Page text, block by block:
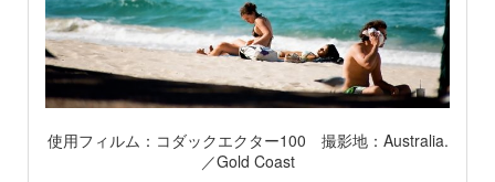
使用フィルム：コダックエクター100 撮影地：Australia.
／Gold Coast